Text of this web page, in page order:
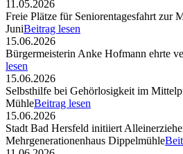
11.05.2026
Freie Plätze für Seniorentagesfahrt zur
JuniBeitrag lesen
15.06.2026
Bürgermeisterin Anke Hofmann ehrte
lesen
15.06.2026
Selbsthilfe bei Gehörlosigkeit im
MühleBeitrag lesen
15.06.2026
Stadt Bad Hersfeld initiiert
Mehrgenerationenhaus Dippelmühle